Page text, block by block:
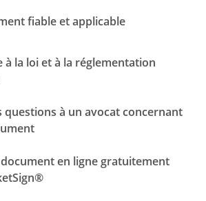
fiable et applicable
à la loi et à la réglementation
questions à un avocat concernant
document en ligne gratuitement
Le